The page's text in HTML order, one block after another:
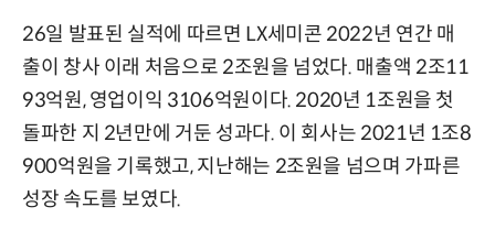
26일 발표된 실적에 따르면 LX세미콘 2022년 연간 매
출이 창사 이래 처음으로 2조원을 넘었다. 매출액 2조11
93억원, 영업이익 3106억원이다. 2020년 1조원을 첫
돌파한 지 2년만에 거둔 성과다. 이 회사는 2021년 1조8
900억원을 기록했고, 지난해는 2조원을 넘으며 가파른
성장 속도를 보였다.